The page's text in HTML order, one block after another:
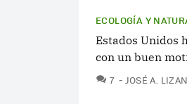
ECOLOGÍA Y
Estados Unidos
con un buen
7 COMENTARIOS
JOSÉ A.